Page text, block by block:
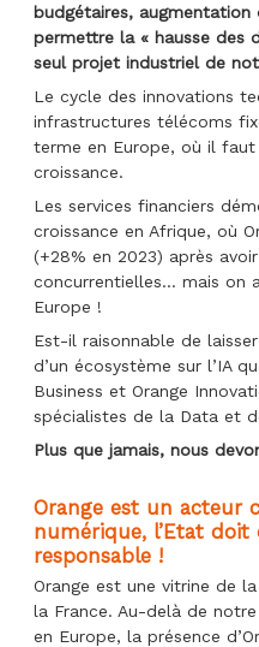
31
mars
au
4
avril
budgétaires,
permettre la « hausse des
seul projet industriel de
Le cycle des innovations
infrastructures télécoms
terme en Europe, où il
croissance.
Les services financiers
croissance en Afrique, où
(+28% en 2023) après
concurrentielles… mais on
Europe !
Est-il raisonnable de
d’un écosystème sur l’IA
Business et Orange
spécialistes de la Data et
Plus que jamais, nous
Orange est un acteur
numérique, l’Etat
responsable !
Orange est une vitrine de
la France. Au-delà de
en Europe, la présence